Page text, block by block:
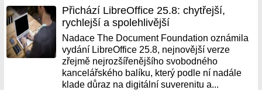
Přichází LibreOffice 25.8: chytřejší,
rychlejší a spolehlivější
Nadace The Document Foundation oznámila
vydání LibreOffice 25.8, nejnovější verze
zřejmě nejrozšířenějšího svobodného
kancelářského balíku, který podle ní nadále
klade důraz na digitální suverenitu a...